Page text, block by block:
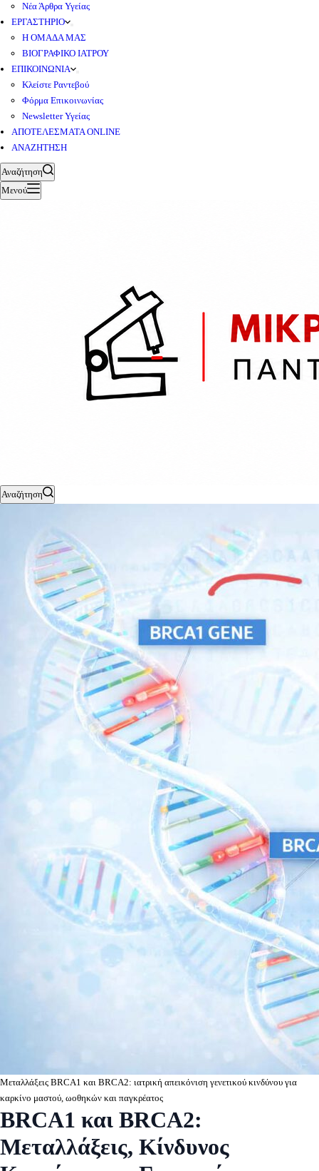
Νέα Άρθρα Υγείας
ΕΡΓΑΣΤΗΡΙΟ
Η ΟΜΑΔΑ ΜΑΣ
ΒΙΟΓΡΑΦΙΚΟ ΙΑΤΡΟΥ
ΕΠΙΚΟΙΝΩΝΙΑ
Κλείστε Ραντεβού
Φόρμα Επικοινωνίας
Newsletter Υγείας
ΑΠΟΤΕΛΕΣΜΑΤΑ ONLINE
ΑΝΑΖΗΤΗΣΗ
Αναζήτηση
Μενού
Αναζήτηση
Μεταλλάξεις BRCA1 και BRCA2: ιατρική απεικόνιση γενετικού κινδύνου για
καρκίνο μαστού, ωοθηκών και παγκρέατος
BRCA1 και BRCA2:
Μεταλλάξεις, Κίνδυνος